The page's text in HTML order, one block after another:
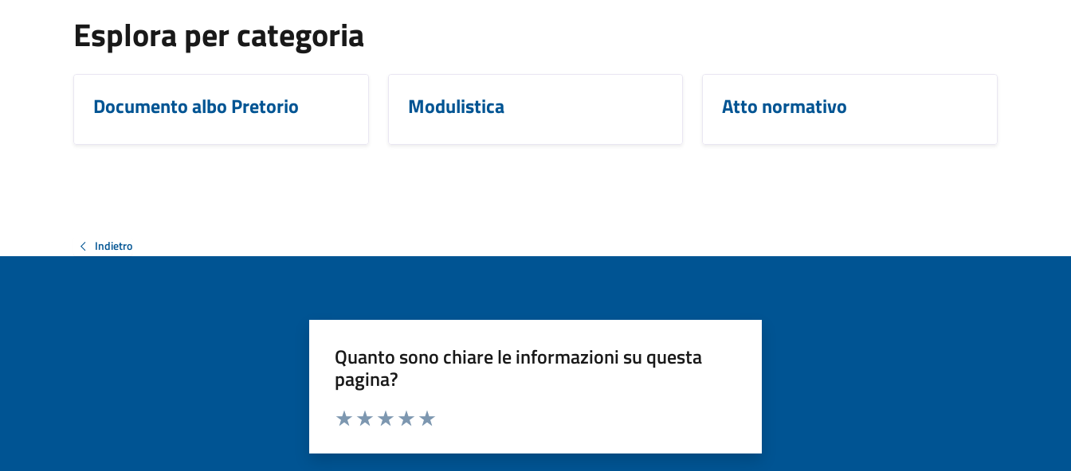
Esplora per categoria
Documento albo Pretorio Modulistica Atto normativo
Indietro
Quanto sono chiare le informazioni su questa
pagina?
Valuta da 1 a 5 stelle la pagina